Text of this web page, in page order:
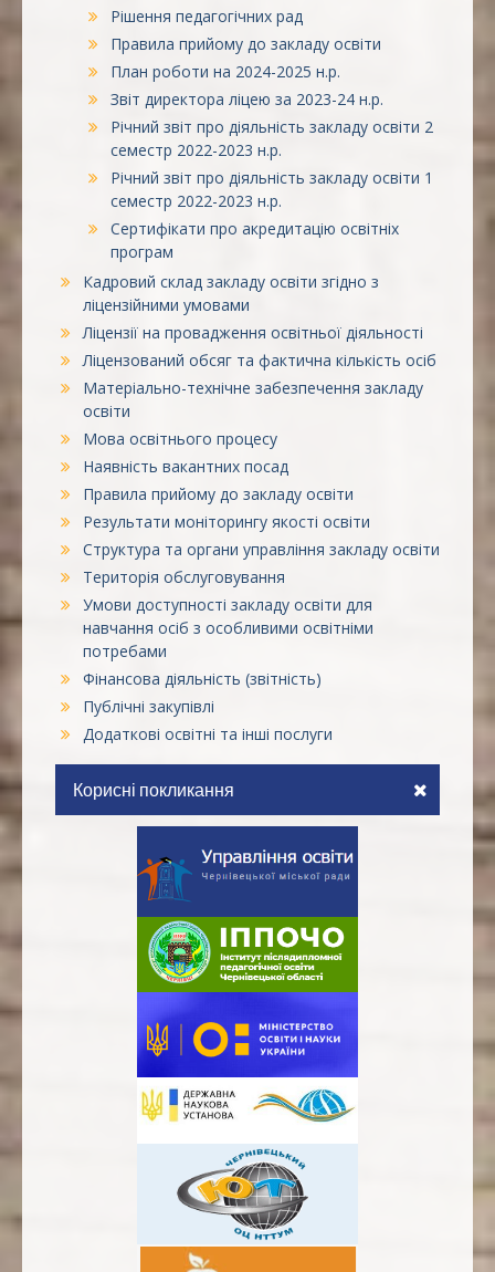
Рішення педагогічних рад
Правила прийому до закладу освіти
План роботи на 2024-2025 н.р.
Звіт директора ліцею за 2023-24 н.р.
Річний звіт про діяльність закладу освіти 2
семестр 2022-2023 н.р.
Річний звіт про діяльність закладу освіти 1
семестр 2022-2023 н.р.
Сертифікати про акредитацію освітніх
програм
Кадровий склад закладу освіти згідно з
ліцензійними умовами
Ліцензії на провадження освітньої діяльності
Ліцензований обсяг та фактична кількість осіб
Матеріально-технічне забезпечення закладу
освіти
Мова освітнього процесу
Наявність вакантних посад
Правила прийому до закладу освіти
Результати моніторингу якості освіти
Структура та органи управління закладу освіти
Територія обслуговування
Умови доступності закладу освіти для
навчання осіб з особливими освітніми
потребами
Фінансова діяльність (звітність)
Публічні закупівлі
Додаткові освітні та інші послуги
Корисні покликання